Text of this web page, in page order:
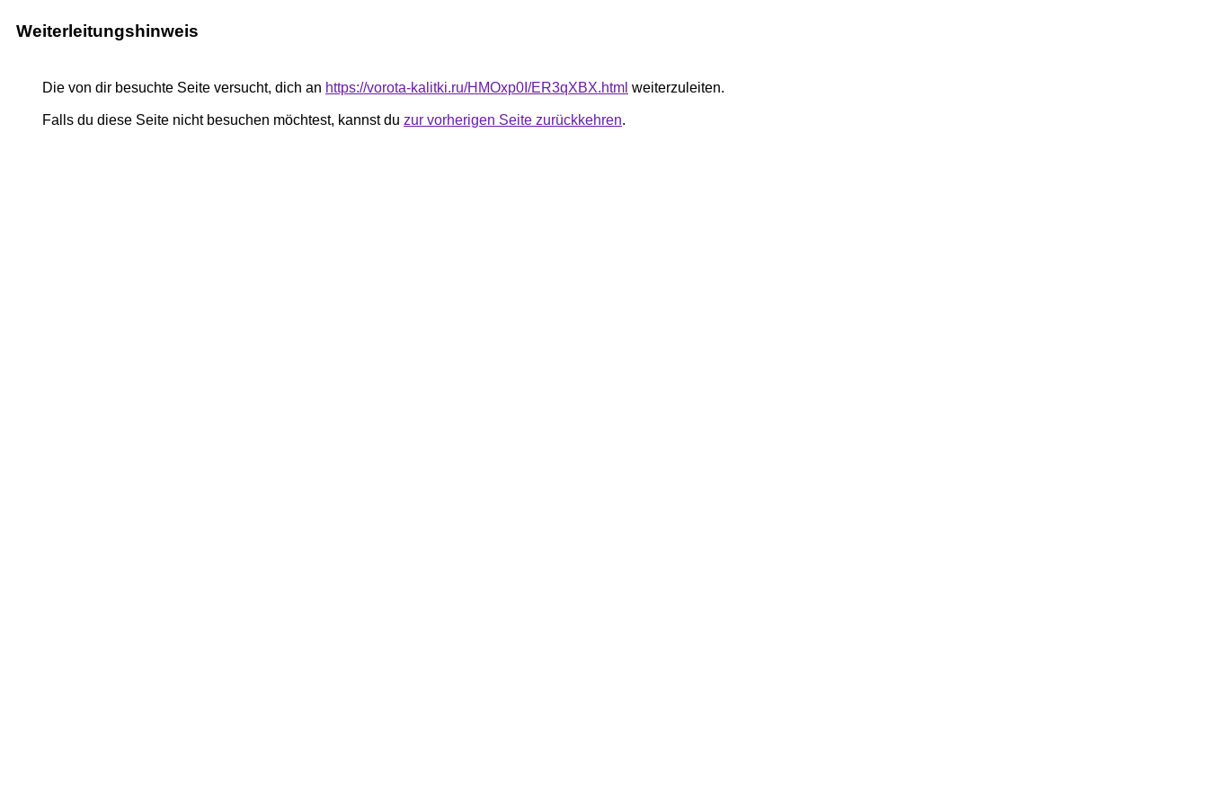
Weiterleitungshinweis
Die von dir besuchte Seite versucht, dich an https://vorota-kalitki.ru/HMOxp0I/ER3qXBX.html weiterzuleiten.
Falls du diese Seite nicht besuchen möchtest, kannst du zur vorherigen Seite zurückkehren.